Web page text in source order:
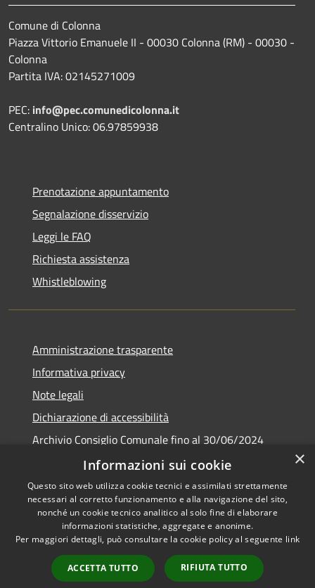
Comune di Colonna
Piazza Vittorio Emanuele II - 00030 Colonna (RM) - 00030 -
Colonna
Partita IVA: 02145271009
PEC: info@pec.comunedicolonna.it
Centralino Unico: 06.97859938
Prenotazione appuntamento
Segnalazione disservizio
Leggi le FAQ
Richiesta assistenza
Whistleblowing
Amministrazione trasparente
Informativa privacy
Note legali
Dichiarazione di accessibilità
Archivio Consiglio Comunale fino al 30/06/2024
Consiglio Comunale Online
RSS
Accessibilità
Copyright © 2026 • Comune di
Municipium•
Accesso
redazione
×
Informazioni sui cookie
Questo sito web utilizza cookie tecnici e assimilati strettamente
necessari al corretto funzionamento e alla navigazione del sito,
nonché un cookie tecnico analitico al solo fine di elaborare
informazioni statistiche, aggregate e anonime.
Per maggiori dettagli, può consultare la cookie policy al seguente link
ACCETTA TUTTO RIFIUTA TUTTO